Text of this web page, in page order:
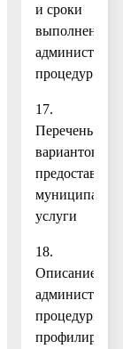
и сроки
выполнения
процедур
17.
Перечень
вариантов
услуги
18.
Описание
процедуры